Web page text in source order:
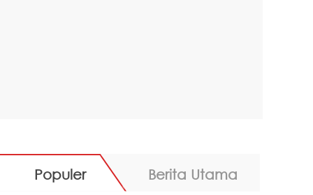
Populer Berita Utama